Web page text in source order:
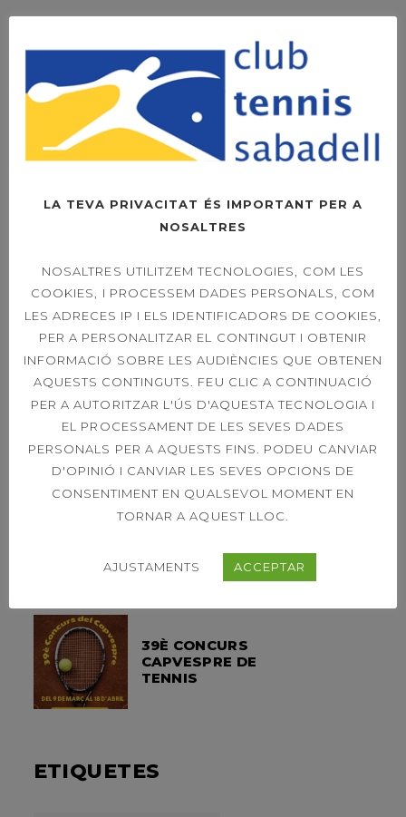
ENTRADES RECENTS
HORARI ESPECIAL
MES D’AGOST
FOTOS
OPEN LEXUS
SABADELL –
DIUMENGE LA FINAL
A LES 11H
SABADELL – ORDER
DOUBLES 21ST
39È CONCURS
CAPVESPRE DE
TENNIS
ETIQUETES
LA TEVA PRIVACITAT ÉS IMPORTANT PER A
NOSALTRES
NOSALTRES UTILITZEM TECNOLOGIES, COM LES
COOKIES, I PROCESSEM DADES PERSONALS, COM
LES ADRECES IP I ELS IDENTIFICADORS DE COOKIES,
PER A PERSONALITZAR EL CONTINGUT I OBTENIR
INFORMACIÓ SOBRE LES AUDIÈNCIES QUE OBTENEN
AQUESTS CONTINGUTS. FEU CLIC A CONTINUACIÓ
PER A AUTORITZAR L'ÚS D'AQUESTA TECNOLOGIA I
EL PROCESSAMENT DE LES SEVES DADES
PERSONALS PER A AQUESTS FINS. PODEU CANVIAR
D'OPINIÓ I CANVIAR LES SEVES OPCIONS DE
CONSENTIMENT EN QUALSEVOL MOMENT EN
TORNAR A AQUEST LLOC.
AJUSTAMENTS ACCEPTAR